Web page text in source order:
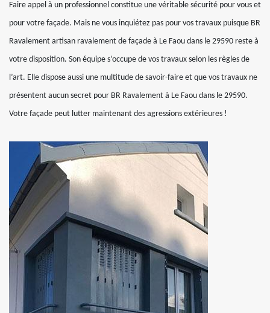
Faire appel à un professionnel constitue une véritable sécurité pour vous et
pour votre façade. Mais ne vous inquiétez pas pour vos travaux puisque BR
Ravalement artisan ravalement de façade à Le Faou dans le 29590 reste à
votre disposition. Son équipe s’occupe de vos travaux selon les règles de
l’art. Elle dispose aussi une multitude de savoir-faire et que vos travaux ne
présentent aucun secret pour BR Ravalement à Le Faou dans le 29590.
Votre façade peut lutter maintenant des agressions extérieures !